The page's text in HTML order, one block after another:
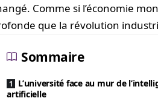
Comme si l’économie
que la révolution
Sommaire
L’université face au mur de
artificielle